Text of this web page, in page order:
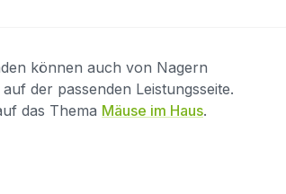
können auch von Nagern
der passenden Leistungsseite.
das Thema Mäuse im Haus.